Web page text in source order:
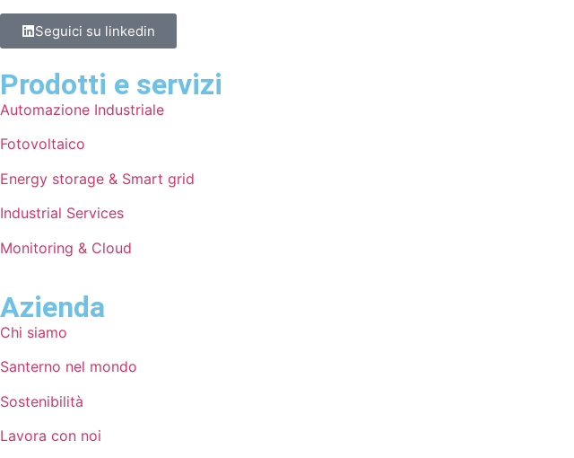
Seguici su linkedin
Prodotti e servizi
Automazione Industriale
Fotovoltaico
Energy storage & Smart grid
Industrial Services
Monitoring & Cloud
Azienda
Chi siamo
Santerno nel mondo
Sostenibilità
Lavora con noi